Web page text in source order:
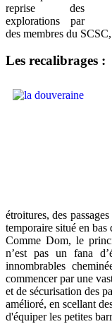
reprise des
explorations par
des membres du
Les recalibrages :
étroitures, des
temporaire situé en bas
Comme Dom, le
n’est pas un fana
innombrables
commencer par une
et de sécurisation des
amélioré, en scellant
d'équiper les petites